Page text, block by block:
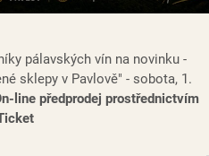
pálavských vín na novinku -
sklepy v Pavlově" - sobota, 1.
line předprodej prostřednictvím